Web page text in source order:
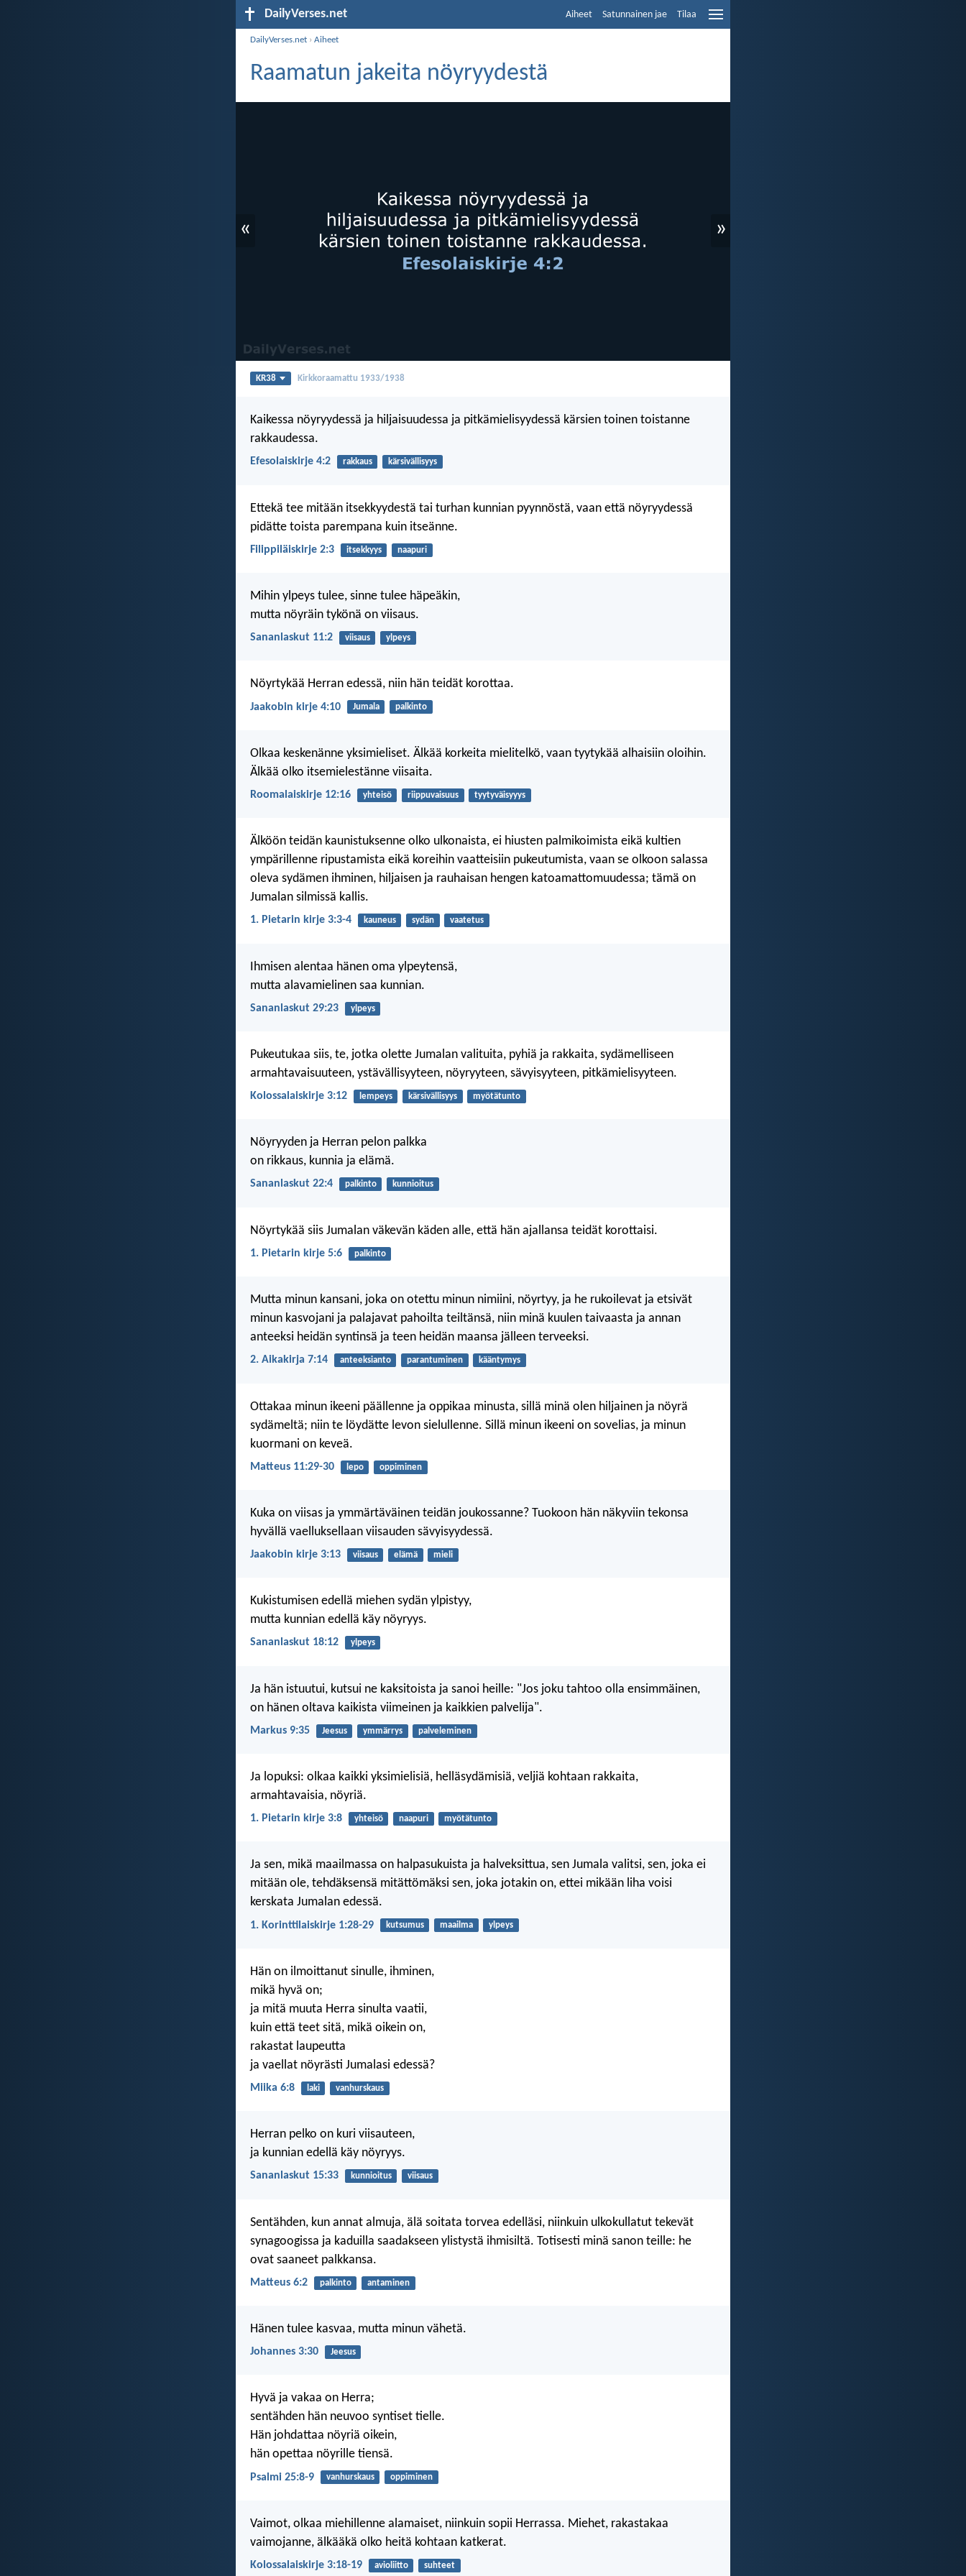
DailyVerses.net Aiheet Satunnainen jae Tilaa
DailyVerses.net ›Aiheet
Raamatun jakeita nöyryydestä
« »
KR38 Kirkkoraamattu 1933/1938
Kaikessa nöyryydessä ja hiljaisuudessa ja pitkämielisyydessä kärsien toinen toistanne
rakkaudessa.
Efesolaiskirje 4:2 rakkaus kärsivällisyys
Ettekä tee mitään itsekkyydestä tai turhan kunnian pyynnöstä, vaan että nöyryydessä
pidätte toista parempana kuin itseänne.
Filippiläiskirje 2:3 itsekkyys naapuri
Mihin ylpeys tulee, sinne tulee häpeäkin,
mutta nöyräin tykönä on viisaus.
Sananlaskut 11:2 viisaus ylpeys
Nöyrtykää Herran edessä, niin hän teidät korottaa.
Jaakobin kirje 4:10 Jumala palkinto
Olkaa keskenänne yksimieliset. Älkää korkeita mielitelkö, vaan tyytykää alhaisiin oloihin.
Älkää olko itsemielestänne viisaita.
Roomalaiskirje 12:16 yhteisö riippuvaisuus tyytyväisyyys
Älköön teidän kaunistuksenne olko ulkonaista, ei hiusten palmikoimista eikä kultien
ympärillenne ripustamista eikä koreihin vaatteisiin pukeutumista, vaan se olkoon salassa
oleva sydämen ihminen, hiljaisen ja rauhaisan hengen katoamattomuudessa; tämä on
Jumalan silmissä kallis.
1. Pietarin kirje 3:3-4 kauneus sydän vaatetus
Ihmisen alentaa hänen oma ylpeytensä,
mutta alavamielinen saa kunnian.
Sananlaskut 29:23 ylpeys
Pukeutukaa siis, te, jotka olette Jumalan valituita, pyhiä ja rakkaita, sydämelliseen
armahtavaisuuteen, ystävällisyyteen, nöyryyteen, sävyisyyteen, pitkämielisyyteen.
Kolossalaiskirje 3:12 lempeys kärsivällisyys myötätunto
Nöyryyden ja Herran pelon palkka
on rikkaus, kunnia ja elämä.
Sananlaskut 22:4 palkinto kunnioitus
Nöyrtykää siis Jumalan väkevän käden alle, että hän ajallansa teidät korottaisi.
1. Pietarin kirje 5:6 palkinto
Mutta minun kansani, joka on otettu minun nimiini, nöyrtyy, ja he rukoilevat ja etsivät
minun kasvojani ja palajavat pahoilta teiltänsä, niin minä kuulen taivaasta ja annan
anteeksi heidän syntinsä ja teen heidän maansa jälleen terveeksi.
2. Aikakirja 7:14 anteeksianto parantuminen kääntymys
Ottakaa minun ikeeni päällenne ja oppikaa minusta, sillä minä olen hiljainen ja nöyrä
sydämeltä; niin te löydätte levon sielullenne. Sillä minun ikeeni on sovelias, ja minun
kuormani on keveä.
Matteus 11:29-30 lepo oppiminen
Kuka on viisas ja ymmärtäväinen teidän joukossanne? Tuokoon hän näkyviin tekonsa
hyvällä vaelluksellaan viisauden sävyisyydessä.
Jaakobin kirje 3:13 viisaus elämä mieli
Kukistumisen edellä miehen sydän ylpistyy,
mutta kunnian edellä käy nöyryys.
Sananlaskut 18:12 ylpeys
Ja hän istuutui, kutsui ne kaksitoista ja sanoi heille: "Jos joku tahtoo olla ensimmäinen,
on hänen oltava kaikista viimeinen ja kaikkien palvelija".
Markus 9:35 Jeesus ymmärrys palveleminen
Ja lopuksi: olkaa kaikki yksimielisiä, helläsydämisiä, veljiä kohtaan rakkaita,
armahtavaisia, nöyriä.
1. Pietarin kirje 3:8 yhteisö naapuri myötätunto
Ja sen, mikä maailmassa on halpasukuista ja halveksittua, sen Jumala valitsi, sen, joka ei
mitään ole, tehdäksensä mitättömäksi sen, joka jotakin on, ettei mikään liha voisi
kerskata Jumalan edessä.
1. Korinttilaiskirje 1:28-29 kutsumus maailma ylpeys
Hän on ilmoittanut sinulle, ihminen,
mikä hyvä on;
ja mitä muuta Herra sinulta vaatii,
kuin että teet sitä, mikä oikein on,
rakastat laupeutta
ja vaellat nöyrästi Jumalasi edessä?
Miika 6:8 laki vanhurskaus
Herran pelko on kuri viisauteen,
ja kunnian edellä käy nöyryys.
Sananlaskut 15:33 kunnioitus viisaus
Sentähden, kun annat almuja, älä soitata torvea edelläsi, niinkuin ulkokullatut tekevät
synagoogissa ja kaduilla saadakseen ylistystä ihmisiltä. Totisesti minä sanon teille: he
ovat saaneet palkkansa.
Matteus 6:2 palkinto antaminen
Hänen tulee kasvaa, mutta minun vähetä.
Johannes 3:30 Jeesus
Hyvä ja vakaa on Herra;
sentähden hän neuvoo syntiset tielle.
Hän johdattaa nöyriä oikein,
hän opettaa nöyrille tiensä.
Psalmi 25:8-9 vanhurskaus oppiminen
Vaimot, olkaa miehillenne alamaiset, niinkuin sopii Herrassa. Miehet, rakastakaa
vaimojanne, älkääkä olko heitä kohtaan katkerat.
Kolossalaiskirje 3:18-19 avioliitto suhteet